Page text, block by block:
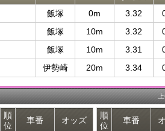
飯塚 0m 3.32
飯塚 10m 3.32
飯塚 10m 3.31
伊勢崎 20m 3.34
順
位
車番 オッズ
順
位
車番